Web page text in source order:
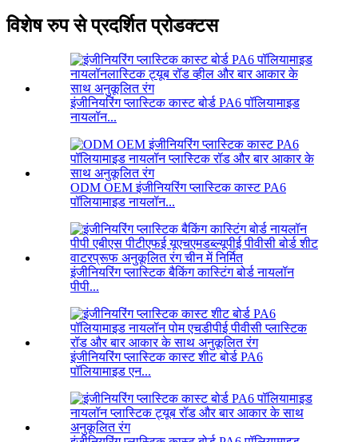
विशेष रुप से प्रदर्शित प्रोडक्टस
इंजीनियरिंग प्लास्टिक कास्ट बोर्ड PA6 पॉलियामाइड
नायलॉन...
ODM OEM इंजीनियरिंग प्लास्टिक कास्ट PA6
पॉलियामाइड नायलॉन...
इंजीनियरिंग प्लास्टिक बैकिंग कास्टिंग बोर्ड नायलॉन
पीपी...
इंजीनियरिंग प्लास्टिक कास्ट शीट बोर्ड PA6
पॉलियामाइड एन...